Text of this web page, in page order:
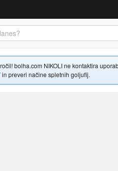
bolha.com NIKOLI ne kontaktira
in preveri načine spletnih goljufij.